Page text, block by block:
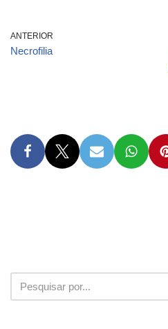
ANTERIOR
Necrofilia